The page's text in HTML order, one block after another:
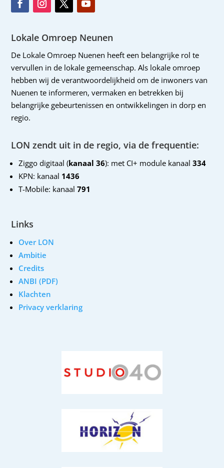
Lokale Omroep Neunen
De Lokale Omroep Nuenen heeft een belangrijke rol te
vervullen in de lokale gemeenschap. Als lokale omroep
hebben wij de verantwoordelijkheid om de inwoners van
Nuenen te informeren, vermaken en betrekken bij
belangrijke gebeurtenissen en ontwikkelingen in dorp en
regio.
LON zendt uit in de regio, via de frequentie:
Ziggo digitaal (kanaal 36): met CI+ module kanaal 334
KPN: kanaal 1436
T-Mobile: kanaal791
Links
Over LON
Ambitie
Credits
ANBI (PDF)
Klachten
Privacy verklaring